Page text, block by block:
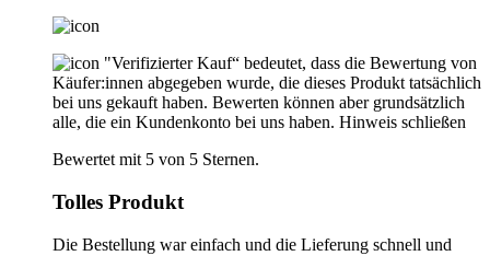
"Verifizierter Kauf“ bedeutet, dass die Bewertung von
Käufer:innen abgegeben wurde, die dieses Produkt tatsächlich
bei uns gekauft haben. Bewerten können aber grundsätzlich
alle, die ein Kundenkonto bei uns haben. Hinweis schließen
Bewertet mit 5 von 5 Sternen.
Tolles Produkt
Die Bestellung war einfach und die Lieferung schnell und